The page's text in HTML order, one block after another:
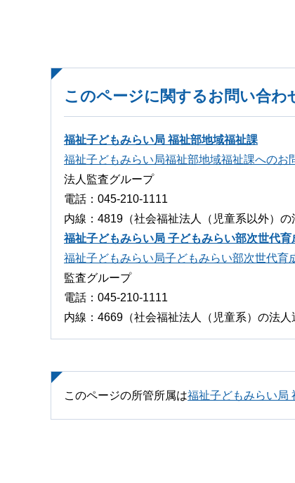
このページに関するお問い合わ
福祉子どもみらい局 福祉部地域福祉課
福祉子どもみらい局福祉部地域福祉課へのお
法人監査グループ
電話：045-210-1111
内線：4819（社会福祉法人（児童系以外）の
福祉子どもみらい局 子どもみらい部次世代育
福祉子どもみらい局子どもみらい部次世代育
監査グループ
電話：045-210-1111
内線：4669（社会福祉法人（児童系）の法人
このページの所管所属は福祉子どもみらい局